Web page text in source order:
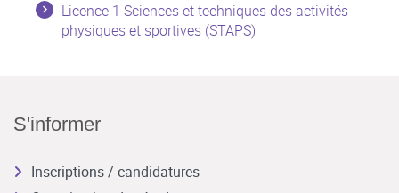
Licence 1 Sciences et techniques des activités
physiques et sportives (STAPS)
S'informer
Inscriptions / candidatures